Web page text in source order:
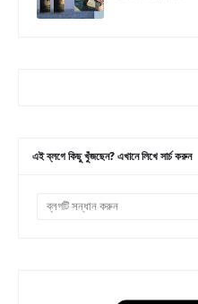
এই ব্লগে কিছু খুঁজছেন? এখানে লিখে সার্চ করুন